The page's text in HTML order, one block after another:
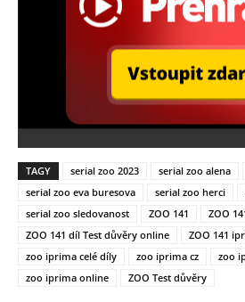
TAGY serial zoo 2023 serial zoo alena
serial zoo eva buresova
serial zoo herci
serial zoo sledovanost
ZOO 141
ZOO
ZOO 141 díl Test důvěry online
ZOO 141
zoo iprima celé díly
zoo iprima cz
zoo
zoo iprima online
ZOO Test důvěry